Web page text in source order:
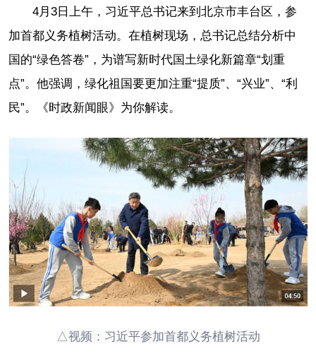
4月3日上午，习近平总书记来到北京市丰台区，参
加首都义务植树活动。在植树现场，总书记总结分析中
国的“绿色答卷”，为谱写新时代国土绿化新篇章“划重
点”。他强调，绿化祖国要更加注重“提质”、“兴业”、“利
民”。《时政新闻眼》为你解读。
△视频：习近平参加首都义务植树活动